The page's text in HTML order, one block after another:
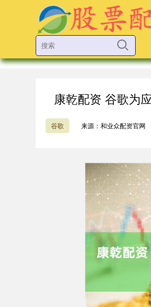
康乾配资 谷歌为
谷歌 来源：和业众配资官网